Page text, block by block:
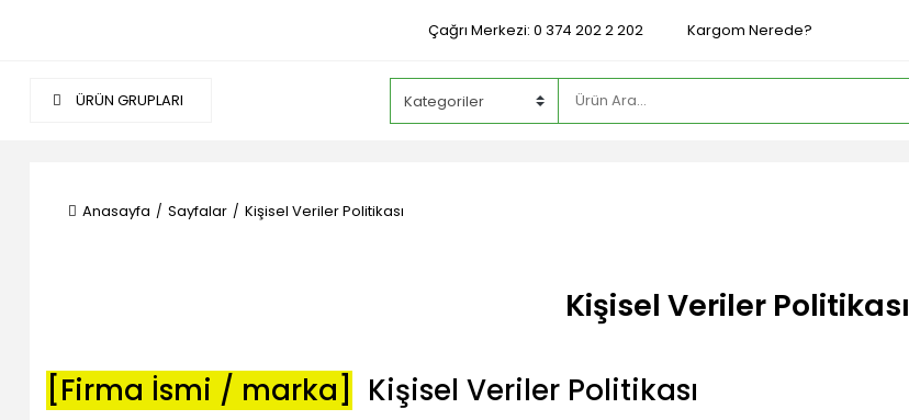
Çağrı Merkezi: 0 374 202 2 202 Kargom Nerede?
ÜRÜN GRUPLARI
Anasayfa Sayfalar Kişisel Veriler Politikası
Kişisel Veriler Politikası
[Firma İsmi / marka] Kişisel Veriler Politikası